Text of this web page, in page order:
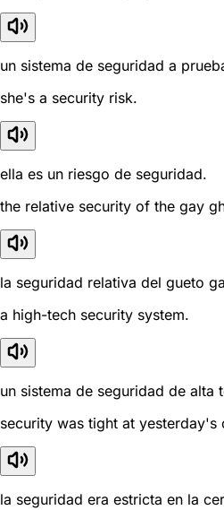
un sistema de seguridad a
she's a security risk.
ella es un riesgo de seguridad.
the relative security of the gay
la seguridad relativa del gueto
a high-tech security system.
un sistema de seguridad de alta
security was tight at yesterday's
la seguridad era estricta en la